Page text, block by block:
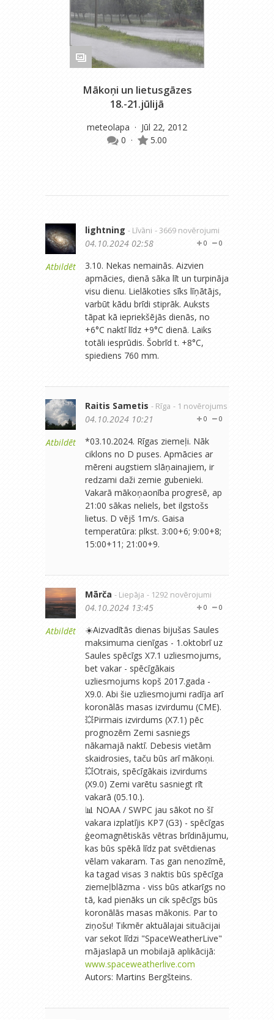
Mākoņi un lietusgāzes
18.-21.jūlijā
meteolapa · Jūl 22, 2012
0 · 5.00
Atbildēt
lightning - Līvāni - 3669 novērojumi
0
0
04.10.2024 02:58
3.10. Nekas nemainās. Aizvien
apmācies, dienā sāka līt un turpināja
visu dienu. Lielākoties sīks līņātājs,
varbūt kādu brīdi stiprāk. Auksts
tāpat kā iepriekšējās dienās, no
+6°C naktī līdz +9°C dienā. Laiks
totāli iesprūdis. Šobrīd t. +8°C,
spiediens 760 mm.
Atbildēt
Raitis Sametis - Rīga - 1 novērojums
0
0
04.10.2024 10:21
*03.10.2024. Rīgas ziemeļi. Nāk
ciklons no D puses. Apmācies ar
mēreni augstiem slāņainajiem, ir
redzami daži zemie gubenieki.
Vakarā mākoņaonība progresē, ap
21:00 sākas neliels, bet ilgstošs
lietus. D vējš 1m/s. Gaisa
temperatūra: plkst. 3:00+6; 9:00+8;
15:00+11; 21:00+9.
Atbildēt
Mārča - Liepāja - 1292 novērojumi
0
0
04.10.2024 13:45
☀️Aizvadītās dienas bijušas Saules
maksimuma cienīgas - 1.oktobrī uz
Saules spēcīgs X7.1 uzliesmojums,
bet vakar - spēcīgākais
uzliesmojums kopš 2017.gada -
X9.0. Abi šie uzliesmojumi radīja arī
koronālās masas izvirdumu (CME).
💥Pirmais izvirdums (X7.1) pēc
prognozēm Zemi sasniegs
nākamajā naktī. Debesis vietām
skaidrosies, taču būs arī mākoņi.
💥Otrais, spēcīgākais izvirdums
(X9.0) Zemi varētu sasniegt rīt
vakarā (05.10.).
📊 NOAA / SWPC jau sākot no šī
vakara izplatījis KP7 (G3) - spēcīgas
ģeomagnētiskās vētras brīdinājumu,
kas būs spēkā līdz pat svētdienas
vēlam vakaram. Tas gan nenozīmē,
ka tagad visas 3 naktis būs spēcīga
ziemeļblāzma - viss būs atkarīgs no
tā, kad pienāks un cik spēcīgs būs
koronālās masas mākonis. Par to
ziņošu! Tikmēr aktuālajai situācijai
var sekot līdzi "SpaceWeatherLive"
mājaslapā un mobilajā aplikācijā:
www.spaceweatherlive.com
Autors: Martins Bergšteins.